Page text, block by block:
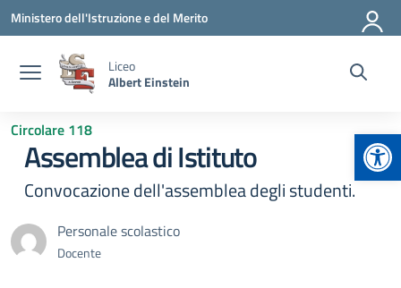
Vai ai contenuti
Vai al menu di navigazione
Vai al footer
Ministero dell'Istruzione e del Merito
Liceo
Albert Einstein
Circolare 118
Assemblea di Istituto
Convocazione dell'assemblea degli studenti.
Personale scolastico
Docente